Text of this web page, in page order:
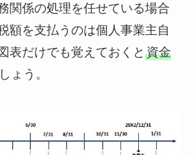
関係の処理を任せている場合
額を支払うのは個人事業主自
表だけでも覚えておくと 資金
ょう。